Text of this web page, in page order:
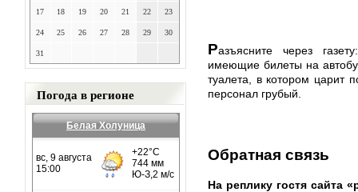
17 18 19 20 21 22 23
24 25 26 27 28 29 30
31
Погода в регионе
Белая Холуница
Разъясните через
имеющие билеты на
туалета, в котором царит
персонал грубый.
Обратная связь
На реплику гостя сайта